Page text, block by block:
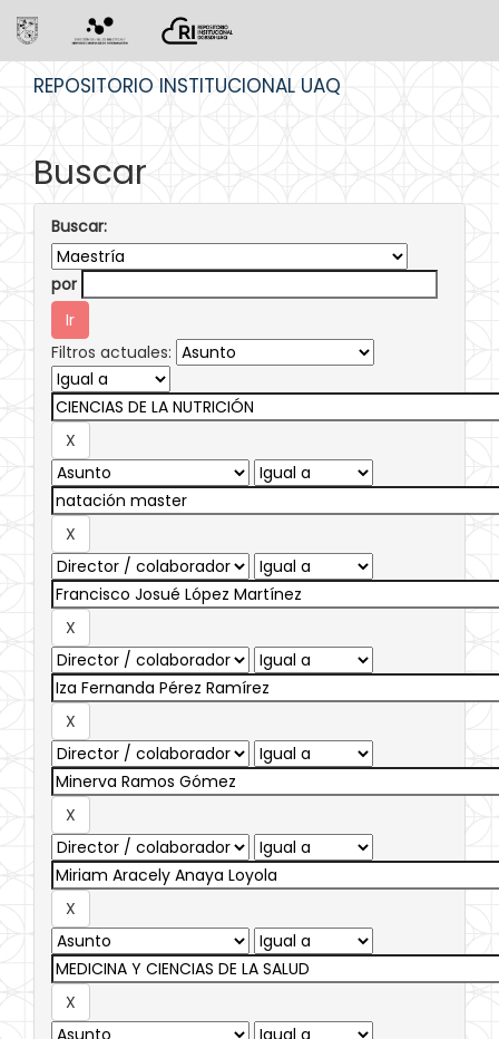
REPOSITORIO INSTITUCIONAL UAQ
Buscar
Buscar:
por
Filtros actuales: